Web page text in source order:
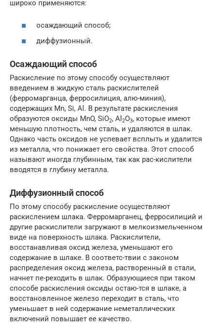
широко применяются:
осаждающий способ;
диффузионный.
Осаждающий способ
Раскисление по этому способу осуществляют
введением в жидкую сталь раскислителей
(ферромарганца, ферросилиция, алю-миния),
содержащих Mn, Si, Al. В результате раскисления
образуются оксиды MnO, SiO2, Al 2O3, которые имеют
меньшую плотность, чем сталь, и удаляются в шлак.
Однако часть оксидов не успевает всплыть и удалится
из металла, что понижает его свойства. Этот способ
называют иногда глубинным, так как рас-кислители
вводятся в глубину металла.
Диффузионный способ
По этому способу раскисление осуществляют
раскислением шлака. Ферромарганец, ферросилиций и
другие раскислители загружают в мелкоизмельченном
виде на поверхность шлака. Раскислители,
восстанавливая оксид железа, уменьшают его
содержание в шлаке. В соответс-твии с законом
распределения оксид железа, растворенный в стали,
начнет пе-реходить в шлак. Образующиеся при таком
способе раскисления оксиды остаю-тся в шлаке, а
восстановленное железо переходит в сталь, что
уменьшает в ней содержание неметаллических
включений повышает ее качество.